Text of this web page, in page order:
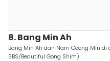
8. Bang Min Ah
Bang Min Ah dan Nam Goong Min
SBS/Beautiful Gong Shim)